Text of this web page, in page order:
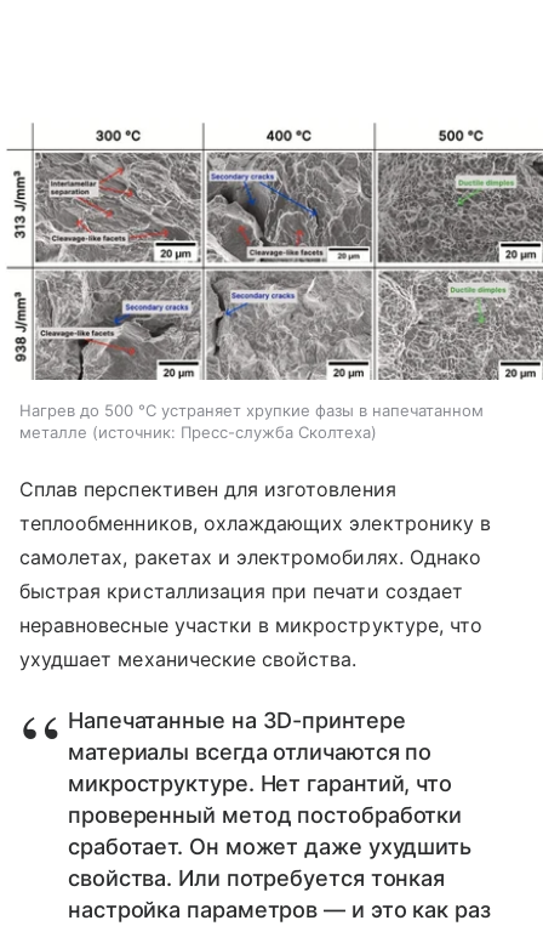
Нагрев до 500 °C устраняет хрупкие фазы в напечатанном
металле
источник: Пресс-служба Сколтеха
Сплав перспективен для изготовления
теплообменников, охлаждающих электронику в
самолетах, ракетах и электромобилях. Однако
быстрая кристаллизация при печати создает
неравновесные участки в микроструктуре, что
ухудшает механические свойства.
Напечатанные на 3D-принтере
материалы всегда отличаются по
микроструктуре. Нет гарантий, что
проверенный метод постобработки
сработает. Он может даже ухудшить
свойства. Или потребуется тонкая
настройка параметров — и это как раз